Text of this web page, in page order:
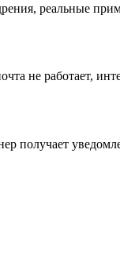
реальные
не работает,
получает